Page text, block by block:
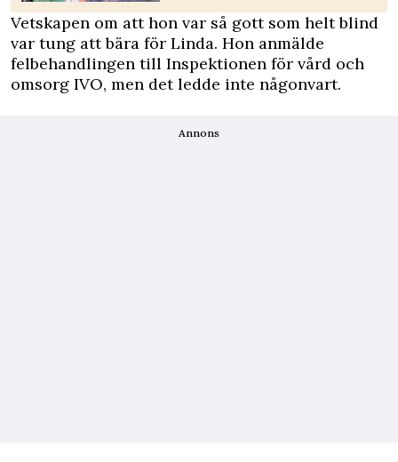
Vetskapen om att hon var så gott som helt blind
var tung att bära för Linda. Hon anmälde
felbehandlingen till Inspektionen för vård och
omsorg IVO, men det ledde inte någonvart.
Annons